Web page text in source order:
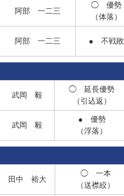
阿部 一二三
◯ 優勢
（体落）
阿部 一二三 ● 不戦敗
武岡 毅
◯ 延長優勢
（引込返）
武岡 毅
● 優勢
（浮落）
田中 裕大
◯ 一本
（送襟絞）